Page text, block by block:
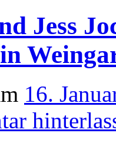
Jess
16.